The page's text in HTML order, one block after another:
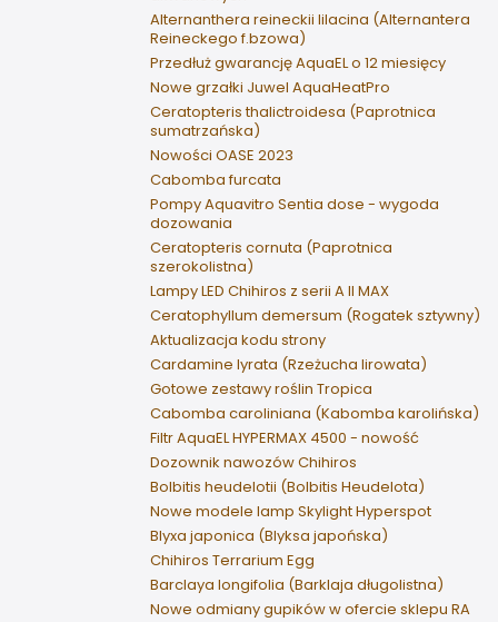
Alternanthera reineckii lilacina (Alternantera
Reineckego f.bzowa)
Przedłuż gwarancję AquaEL o 12 miesięcy
Nowe grzałki Juwel AquaHeatPro
Ceratopteris thalictroidesa (Paprotnica
sumatrzańska)
Nowości OASE 2023
Cabomba furcata
Pompy Aquavitro Sentia dose - wygoda
dozowania
Ceratopteris cornuta (Paprotnica
szerokolistna)
Lampy LED Chihiros z serii A II MAX
Ceratophyllum demersum (Rogatek sztywny)
Aktualizacja kodu strony
Cardamine lyrata (Rzeżucha lirowata)
Gotowe zestawy roślin Tropica
Cabomba caroliniana (Kabomba karolińska)
Filtr AquaEL HYPERMAX 4500 - nowość
Dozownik nawozów Chihiros
Bolbitis heudelotii (Bolbitis Heudelota)
Nowe modele lamp Skylight Hyperspot
Blyxa japonica (Blyksa japońska)
Chihiros Terrarium Egg
Barclaya longifolia (Barklaja długolistna)
Nowe odmiany gupików w ofercie sklepu RA